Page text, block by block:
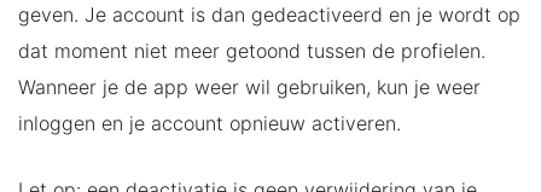
geven. Je account is dan gedeactiveerd en je wordt op
dat moment niet meer getoond tussen de profielen.
Wanneer je de app weer wil gebruiken, kun je weer
inloggen en je account opnieuw activeren.